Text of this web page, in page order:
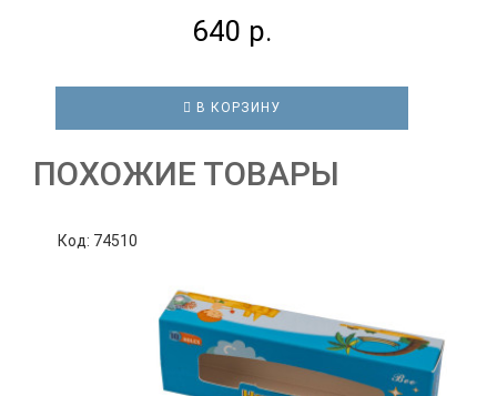
640 р.
В КОРЗИНУ
ПОХОЖИЕ ТОВАРЫ
Код: 74510